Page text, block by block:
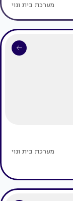
מערכת בית ונוי
מערכת בית ונוי